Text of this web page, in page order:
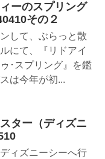
ーのスプリング
その２
して、ぶらっと散
にて、『リドアイ
･スプリング』を鑑
は今年が初...
ター（ディズニ
ィズニーシーへ行